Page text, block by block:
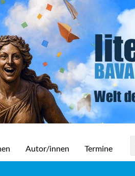
Autor/innen Termine